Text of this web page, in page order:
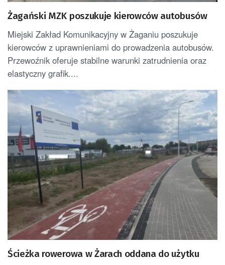
Żagański MZK poszukuje kierowców autobusów
Miejski Zakład Komunikacyjny w Żaganiu poszukuje
kierowców z uprawnieniami do prowadzenia autobusów.
Przewoźnik oferuje stabilne warunki zatrudnienia oraz
elastyczny grafik....
Ścieżka rowerowa w Żarach oddana do użytku